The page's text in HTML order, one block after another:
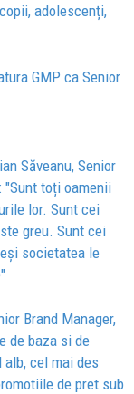
adolescenți,
GMP ca Senior
Săveanu, Senior
"Sunt toți oamenii
lor. Sunt cei
greu. Sunt cei
societatea le
Brand Manager,
de baza si de
cel mai des
de pret sub